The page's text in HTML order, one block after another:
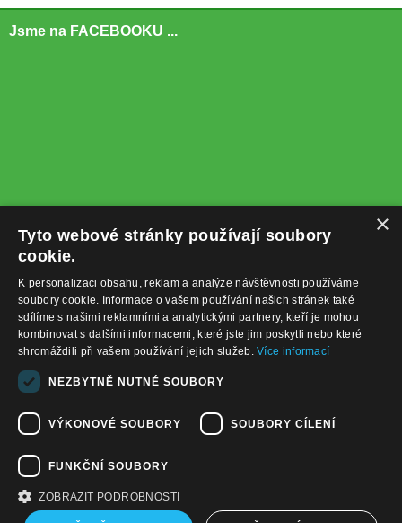
Jsme na FACEBOOKU ...
+420732122225
obchod@baterie-nabijecka.cz
Navigace
Úvodní strana
Nákupní košík
×
Tyto webové stránky používají soubory
cookie.
K personalizaci obsahu, reklam a analýze návštěvnosti používáme
soubory cookie. Informace o vašem používání našich stránek také
sdílíme s našimi reklamními a analytickými partnery, kteří je mohou
kombinovat s dalšími informacemi, které jste jim poskytli nebo které
shromáždili při vašem používání jejich služeb.Více informací
NEZBYTNĚ NUTNÉ SOUBORY
VÝKONOVÉ SOUBORY SOUBORY CÍLENÍ
FUNKČNÍ SOUBORY
ZOBRAZIT PODROBNOSTI